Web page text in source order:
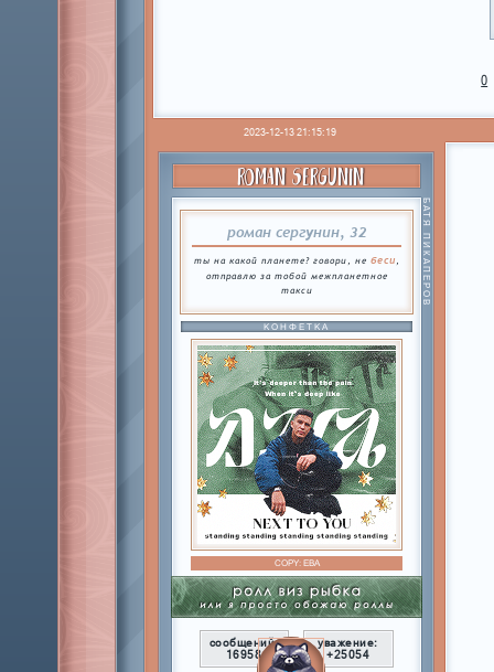
0
2023-12-13 21:15:19
ROMAN SERGUNIN
роман сергунин, 32
ты на какой планете? говори, не беси,
отправлю за тобой межпланетное
такси
БАТЯ ПИКАПЕРОВ
КОНФЕТКА
COPY:ЕВА
сообщений:
16958
уважение:
+25054